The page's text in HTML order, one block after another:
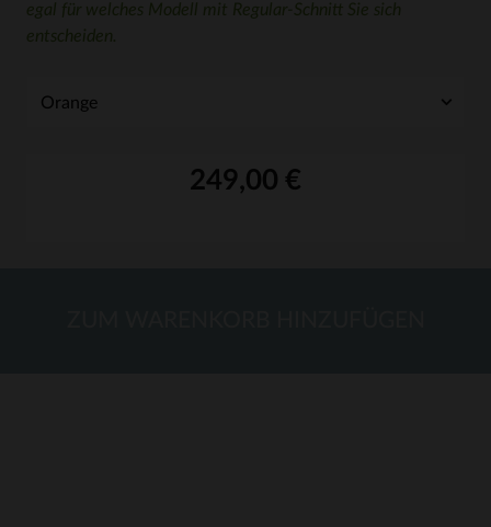
egal für welches Modell mit Regular-Schnitt Sie sich
entscheiden.
249,00 €